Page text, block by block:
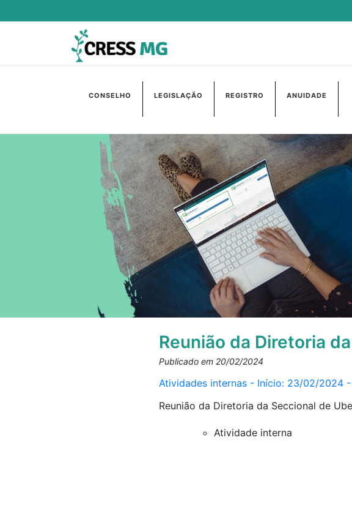
CONSELHO LEGISLAÇÃO REGISTRO ANUIDADE
Reunião da Diretoria
Publicado em 20/02/2024
Atividades internas - Início: 23/02/2024
Reunião da Diretoria da Seccional de
Atividade interna